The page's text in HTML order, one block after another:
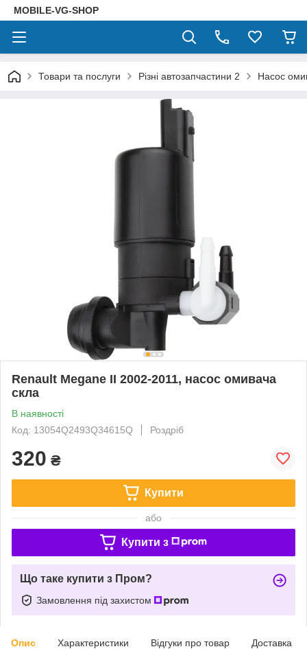
MOBILE-VG-SHOP
Товари та послуги Різні автозапчастини 2 Насос
Renault Megane II 2002-2011, насос омивача
скла
В наявності
Код: 13054Q2493Q34615Q
Роздріб
320 ₴
Купити
або
Купити з
Що таке купити з Пром?
Замовлення під захистом
Опис Характеристики Відгуки про товар Доставка